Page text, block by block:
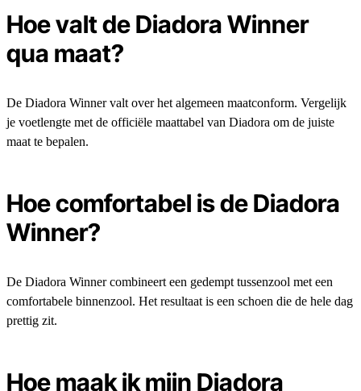
Hoe valt de Diadora Winner
qua maat?
De Diadora Winner valt over het algemeen maatconform. Vergelijk
je voetlengte met de officiële maattabel van Diadora om de juiste
maat te bepalen.
Hoe comfortabel is de Diadora
Winner?
De Diadora Winner combineert een gedempt tussenzool met een
comfortabele binnenzool. Het resultaat is een schoen die de hele dag
prettig zit.
Hoe maak ik mijn Diadora